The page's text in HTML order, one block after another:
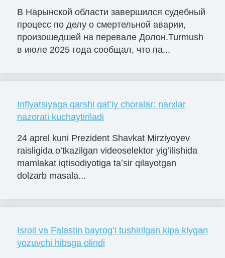
В Нарынской области завершился судебный
процесс по делу о смертельной аварии,
произошедшей на перевале Долон.Turmush
в июле 2025 года сообщал, что па...
Inflyatsiyaga qarshi qatʼiy choralar: narxlar
nazorati kuchaytiriladi
24 aprel kuni Prezident Shavkat Mirziyoyev
raisligida oʻtkazilgan videoselektor yigʻilishida
mamlakat iqtisodiyotiga taʼsir qilayotgan
dolzarb masala...
Isroil va Falastin bayrogʻi tushirilgan kipa kiygan
yozuvchi hibsga olindi